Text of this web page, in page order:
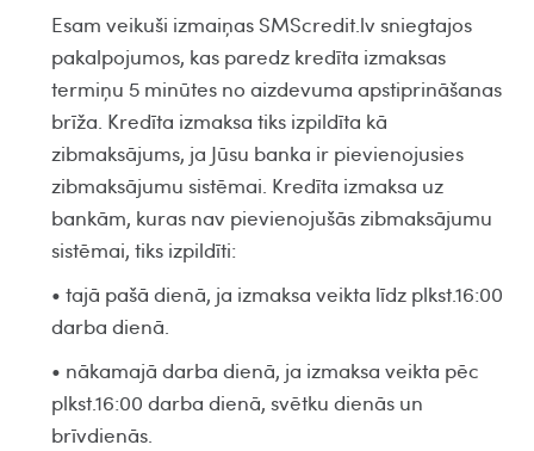
Esam veikuši izmaiņas SMScredit.lv sniegtajos
pakalpojumos, kas paredz kredīta izmaksas
termiņu 5 minūtes no aizdevuma apstiprināšanas
brīža. Kredīta izmaksa tiks izpildīta kā
zibmaksājums, ja Jūsu banka ir pievienojusies
zibmaksājumu sistēmai. Kredīta izmaksa uz
bankām, kuras nav pievienojušās zibmaksājumu
sistēmai, tiks izpildīti:
• tajā pašā dienā, ja izmaksa veikta līdz plkst.16:00
darba dienā.
• nākamajā darba dienā, ja izmaksa veikta pēc
plkst.16:00 darba dienā, svētku dienās un
brīvdienās.